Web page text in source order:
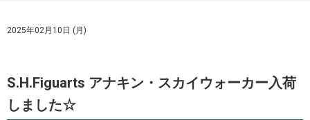
2025年02月10日 (月)
S.H.Figuarts アナキン・スカイウォーカー入荷
しました☆